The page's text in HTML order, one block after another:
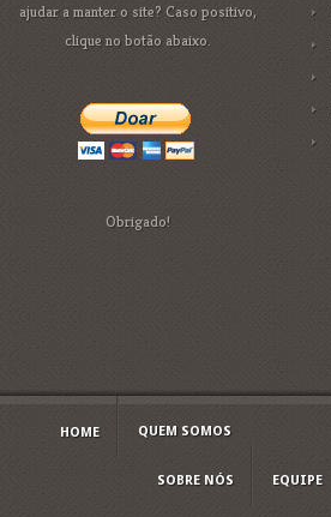
ajudar a manter o site? Caso positivo,
clique no botão abaixo.
Obrigado!
HOME QUEM SOMOS
SOBRE NÓS EQUIPE